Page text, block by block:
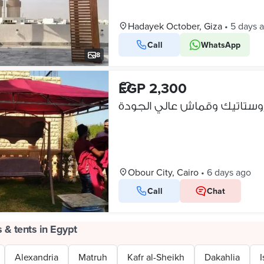
8
Hadayek October, Giza • 5 days
Call WhatsApp
EGP 2,300
Obour City, Cairo • 6 days ago
Call Chat
& tents in Egypt
Alexandria Matruh Kafr al-Sheikh Dakahlia